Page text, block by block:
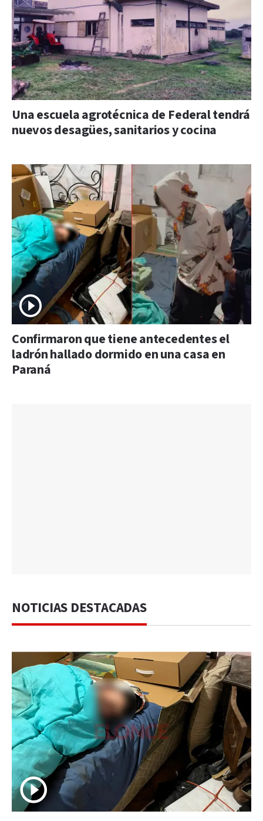
Una escuela agrotécnica de Federal tendrá
nuevos desagües, sanitarios y cocina
Confirmaron que tiene antecedentes el
ladrón hallado dormido en una casa en
Paraná
NOTICIAS DESTACADAS